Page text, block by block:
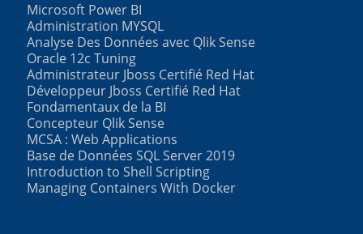
Microsoft Power BI
Administration MYSQL
Analyse Des Données avec Qlik Sense
Oracle 12c Tuning
Administrateur Jboss Certifié Red Hat
Développeur Jboss Certifié Red Hat
Fondamentaux de la BI
Concepteur Qlik Sense
MCSA : Web Applications
Base de Données SQL Server 2019
Introduction to Shell Scripting
Managing Containers With Docker